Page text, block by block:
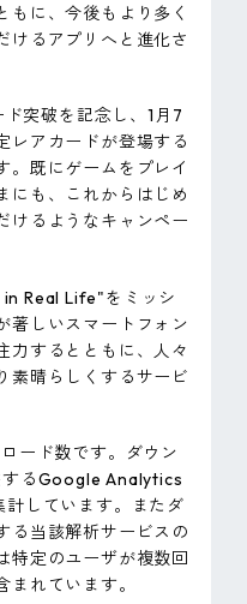
もに、今後もより多く
けるアプリへと進化さ
突破を記念し、1月7
レアカードが登場する
。既にゲームをプレイ
にも、これからはじめ
けるようなキャンペー
Real Life"をミッシ
著しいスマートフォン
力するとともに、人々
素晴らしくするサービ
ード数です。ダウン
るGoogle Analytics
しています。またダ
る当該解析サービスの
特定のユーザが複数回
れています。